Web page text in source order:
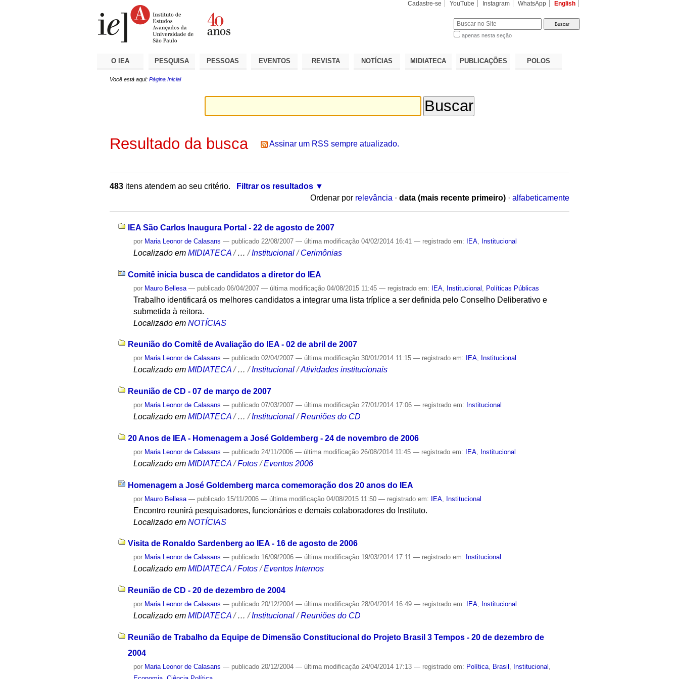
Cadastre-se YouTube Instagram WhatsApp English
apenas nesta seção
O IEA PESQUISA PESSOAS EVENTOS REVISTA NOTÍCIAS MIDIATECA PUBLICAÇÕES POLOS
Você está aqui: Página Inicial
Resultado da busca Assinar um RSS sempre atualizado.
483 itens atendem ao seu critério.
Filtrar os resultados
Ordenar por relevância · data (mais recente primeiro) · alfabeticamente
IEA São Carlos Inaugura Portal - 22 de agosto de 2007
por Maria Leonor de Calasans — publicado 22/08/2007— última modificação 04/02/2014 16:41— registrado em: IEA Institucional
Localizado em MIDIATECA /…/Institucional /Cerimônias
Comitê inicia busca de candidatos a diretor do IEA
por Mauro Bellesa — publicado 06/04/2007— última modificação 04/08/2015 11:45— registrado em: IEA Institucional Políticas Públicas
Trabalho identificará os melhores candidatos a integrar uma lista tríplice a ser definida pelo Conselho Deliberativo e
submetida à reitora.
Localizado em NOTÍCIAS
Reunião do Comitê de Avaliação do IEA - 02 de abril de 2007
por Maria Leonor de Calasans — publicado 02/04/2007— última modificação 30/01/2014 11:15— registrado em: IEA, Institucional
Localizado em MIDIATECA /…/Institucional /Atividades institucionais
Reunião de CD - 07 de março de 2007
por Maria Leonor de Calasans — publicado 07/03/2007— última modificação 27/01/2014 17:06— registrado em: Institucional
Localizado em MIDIATECA /…/Institucional /Reuniões do CD
20 Anos de IEA - Homenagem a José Goldemberg - 24 de novembro de 2006
por Maria Leonor de Calasans — publicado 24/11/2006— última modificação 26/08/2014 11:45— registrado em: IEA Institucional
Localizado em MIDIATECA /Fotos /Eventos 2006
Homenagem a José Goldemberg marca comemoração dos 20 anos do IEA
por Mauro Bellesa — publicado 15/11/2006— última modificação 04/08/2015 11:50— registrado em: IEA Institucional
Encontro reunirá pesquisadores, funcionários e demais colaboradores do Instituto.
Localizado em NOTÍCIAS
Visita de Ronaldo Sardenberg ao IEA - 16 de agosto de 2006
por Maria Leonor de Calasans — publicado 16/09/2006— última modificação 19/03/2014 17:11— registrado em: Institucional
Localizado em MIDIATECA /Fotos /Eventos Internos
Reunião de CD - 20 de dezembro de 2004
por Maria Leonor de Calasans — publicado 20/12/2004— última modificação 28/04/2014 16:49— registrado em: IEA Institucional
Localizado em MIDIATECA /…/Institucional /Reuniões do CD
Reunião de Trabalho da Equipe de Dimensão Constitucional do Projeto Brasil 3 Tempos - 20 de dezembro de
2004
por Maria Leonor de Calasans — publicado 20/12/2004— última modificação 24/04/2014 17:13— registrado em: Política Brasil Institucional